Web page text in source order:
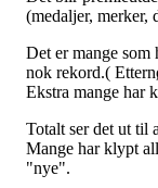
(medaljer,
Det er mange
nok rekord.(
Ekstra mange har
Totalt ser det ut til
Mange har klypt
"nye".